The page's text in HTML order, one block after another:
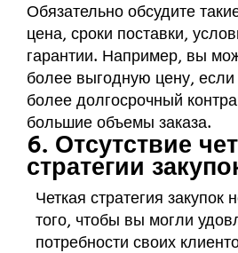
Обязательно обсудите
цена, сроки поставки,
гарантии. Например, вы
более выгодную цену, если
более долгосрочный
большие объемы заказа.
6. Отсутствие
стратегии
Четкая стратегия закупок
того, чтобы вы могли
потребности своих